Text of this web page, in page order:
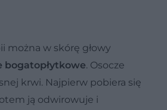
można w skórę głowy
bogatopłytkowe. Osocze
krwi. Najpierw pobiera się
ją odwirowuje i